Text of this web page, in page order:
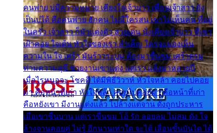
คนพ่าย บ่มีความหมาย เคียงใจเจ้าบ่าว เพื่อนเจ้าสาว ยัง
เป็นบ่ได้ คือคนพ่าย ฮักคน ไม่มีใครสน เขาไม่เห็นคน ที่อยู่
ในครัว เจ้าสาว ก็มัวแต่งตัว สวยเด่น นั่งเคียงเจ้าบ่าว ที่เขา
เฝ้าคอย ใจเต้น หัวใจของเรา ลำเค็ญ ใครจะมองเห็น
ความใน ใจ เศร้า มันร้าวระบม ต้องมาขื่นขม เศร้าตรม
ท่ามความสุขี ช่วยงานเขาแต่ง แต่เรา แล้งมาหลายปี
เมื่อไรหนอจะ โชคดี ได้มีพิธีวิวาห์ หัวใจหล้า คอยไปคอย
มา คือหน้าที่เก่า หัวใจหล้า คอยไปคอยมา คือหน้าที่เก่า
คือหยังเขา มีงานแต่งแล้ว ไปล้างแต่จาน ดั่งถูกประหาร
เมื่อเขาชื่นบาน แต่เราขื่นขม โอ้ รัก ลอยลม ไม่สม ดัง ใจ
ล้างจานคอยคู่ ไม่รู้ อีกนานเท่าใด จะได้ เลื่อนขั้นบันได ได้